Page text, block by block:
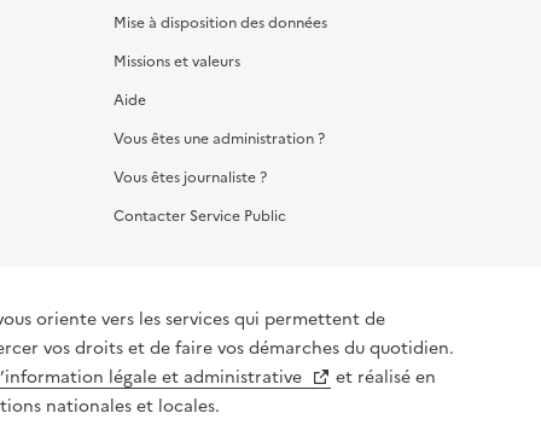
Mise à disposition des données
Missions et valeurs
Aide
Vous êtes une administration ?
Vous êtes journaliste ?
Contacter Service Public
oriente vers les services qui permettent de
vos droits et de faire vos démarches du quotidien.
légale et administrative
et réalisé en
nationales et locales.